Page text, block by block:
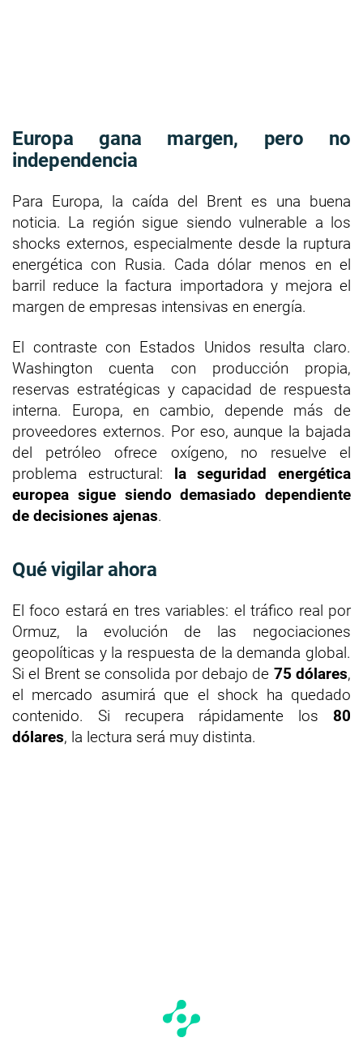
Europa gana margen, pero no
independencia
Para Europa, la caída del Brent es una buena
noticia. La región sigue siendo vulnerable a los
shocks externos, especialmente desde la ruptura
energética con Rusia. Cada dólar menos en el
barril reduce la factura importadora y mejora el
margen de empresas intensivas en energía.
El contraste con Estados Unidos resulta claro.
Washington cuenta con producción propia,
reservas estratégicas y capacidad de respuesta
interna. Europa, en cambio, depende más de
proveedores externos. Por eso, aunque la bajada
del petróleo ofrece oxígeno, no resuelve el
problema estructural: la seguridad energética
europea sigue siendo demasiado dependiente
de decisiones ajenas.
Qué vigilar ahora
El foco estará en tres variables: el tráfico real por
Ormuz, la evolución de las negociaciones
geopolíticas y la respuesta de la demanda global.
Si el Brent se consolida por debajo de 75 dólares,
el mercado asumirá que el shock ha quedado
contenido. Si recupera rápidamente los 80
dólares, la lectura será muy distinta.